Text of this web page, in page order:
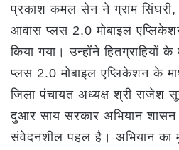
प्रकाश कमल सेन ने ग्राम सिंघरी,
आवास प्लस 2.0 मोबाइल
किया गया। उन्होंने हितग्राहियों
प्लस 2.0 मोबाइल एप्लिकेशन के
जिला पंचायत अध्यक्ष श्री राजेश
दुआर साय सरकार अभियान
संवेदनशील पहल है। अभियान का